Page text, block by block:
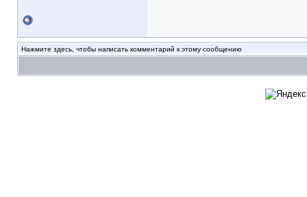
Нажмите здесь, чтобы написать комментарий к этому сообщению